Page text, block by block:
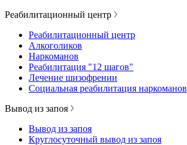
Реабилитационный центр
Реабилитационный центр
Алкоголиков
Наркоманов
Реабилитация "12 шагов"
Лечение шизофрении
Социальная реабилитация наркоманов
Вывод из запоя
Вывод из запоя
Круглосуточный вывод из запоя